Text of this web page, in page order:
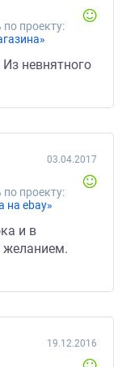
проекту:
невнятного
проекту:
на ebay»
03.04.2017
и в
желанием.
19.12.2016